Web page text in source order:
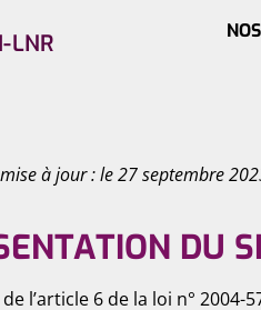
LNR
à jour : le 27 septembre
DU
l’article 6 de la loi n°